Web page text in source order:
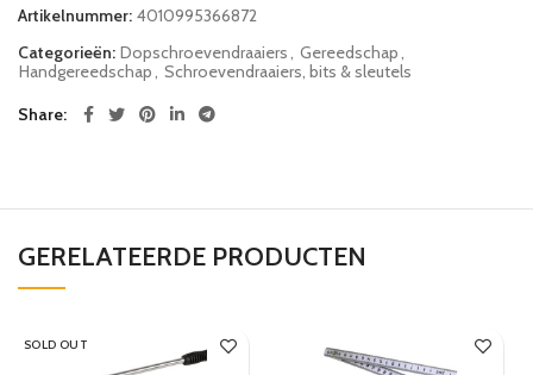
Artikelnummer: 4010995366872
Categorieën: Dopschroevendraaiers Gereedschap
Handgereedschap
Schroevendraaiers, bits & sleutels
Share
GERELATEERDE PRODUCTEN
SOLD OUT